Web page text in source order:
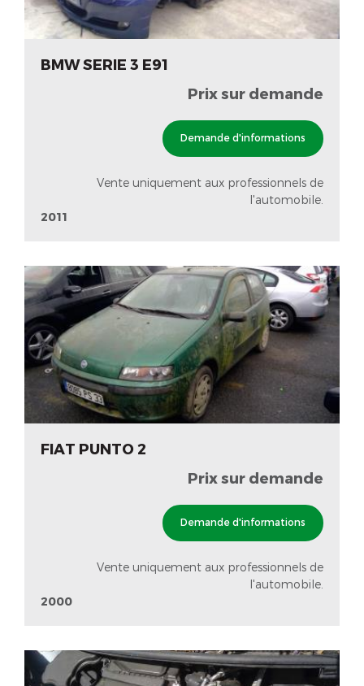
BMW SERIE 3 E91
Prix sur demande
Demande d'informations
Vente uniquement aux professionnels de
l'automobile.
2011
FIAT PUNTO 2
Prix sur demande
Demande d'informations
Vente uniquement aux professionnels de
l'automobile.
2000